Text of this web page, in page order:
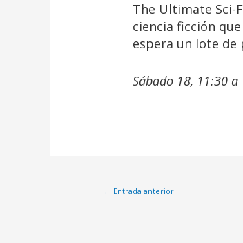
The Ultimate Sci-
ciencia ficción
espera un lote
Sábado 18, 11:30 a
← Entrada anterior